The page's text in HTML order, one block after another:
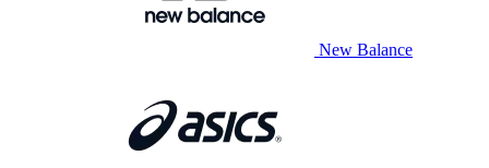
New Balance